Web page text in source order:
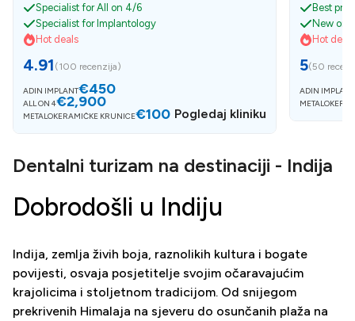
Specialist for All on 4/6
Specialist for Implantology
Hot deals
4.91 (100 recenzija)
ADIN IMPLANT€450
ALL ON 4€2,900
METALOKERAMIČKE KRUNICE€100 Pogledaj kliniku
Best
New on
Hot deals
5(50
ADIN IMPLANT
Dentalni turizam na destinaciji - Indija
Dobrodošli u Indiju
Indija, zemlja živih boja, raznolikih kultura i bogate
povijesti, osvaja posjetitelje svojim očaravajućim
krajolicima i stoljetnom tradicijom. Od snijegom
prekrivenih Himalaja na sjeveru do osunčanih plaža na